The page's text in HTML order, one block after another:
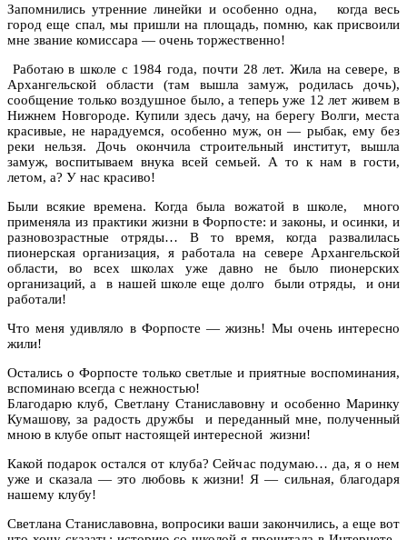
Запомнились утренние линейки и особенно одна,
когда весь
город еще спал, мы пришли на площадь, помню, как присвоили
мне звание комиссара — очень торжественно!
Работаю в школе с 1984 года, почти 28 лет. Жила на севере, в
Архангельской области (там вышла замуж, родилась дочь),
сообщение только воздушное было, а теперь уже 12 лет живем в
Нижнем Новгороде. Купили здесь дачу, на берегу Волги, места
красивые, не нарадуемся, особенно муж, он — рыбак, ему без
реки нельзя. Дочь окончила строительный институт, вышла
замуж, воспитываем внука всей семьей. А то к нам в гости,
летом, а? У нас красиво!
Были всякие времена. Когда была вожатой в школе,
много
применяла из практики жизни в Форпосте: и законы, и осинки, и
разновозрастные отряды… В то время, когда развалилась
пионерская организация, я работала на севере Архангельской
области, во всех школах уже давно не было пионерских
организаций, а
в нашей школе еще долго были отряды,
и они
работали!
Что меня удивляло в Форпосте — жизнь! Мы очень интересно
жили!
Остались о Форпосте только светлые и приятные воспоминания,
вспоминаю всегда с нежностью!
Благодарю клуб, Светлану Станиславовну и особенно Маринку
Кумашову, за радость дружбы
и переданный мне, полученный
мною в клубе опыт настоящей интересной жизни!
Какой подарок остался от клуба? Сейчас подумаю… да, я о нем
уже и сказала — это любовь к жизни! Я — сильная, благодаря
нашему клубу!
Светлана Станиславовна, вопросики ваши закончились, а еще вот